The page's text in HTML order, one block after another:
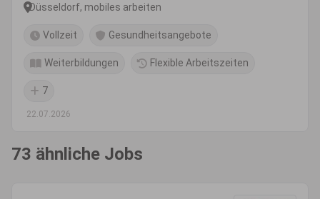
Düsseldorf, mobiles arbeiten
Vollzeit Gesundheitsangebote
Weiterbildungen Flexible Arbeitszeiten
7
22.07.2026
73 ähnliche Jobs